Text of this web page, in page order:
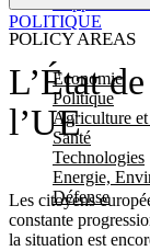
POLICY AREAS
Economie
Politique
Agriculture
Santé
Technologies
Energie,
Défense
L’État
l’UE
Les citoyens
constante
la situation est
POLITIQUE